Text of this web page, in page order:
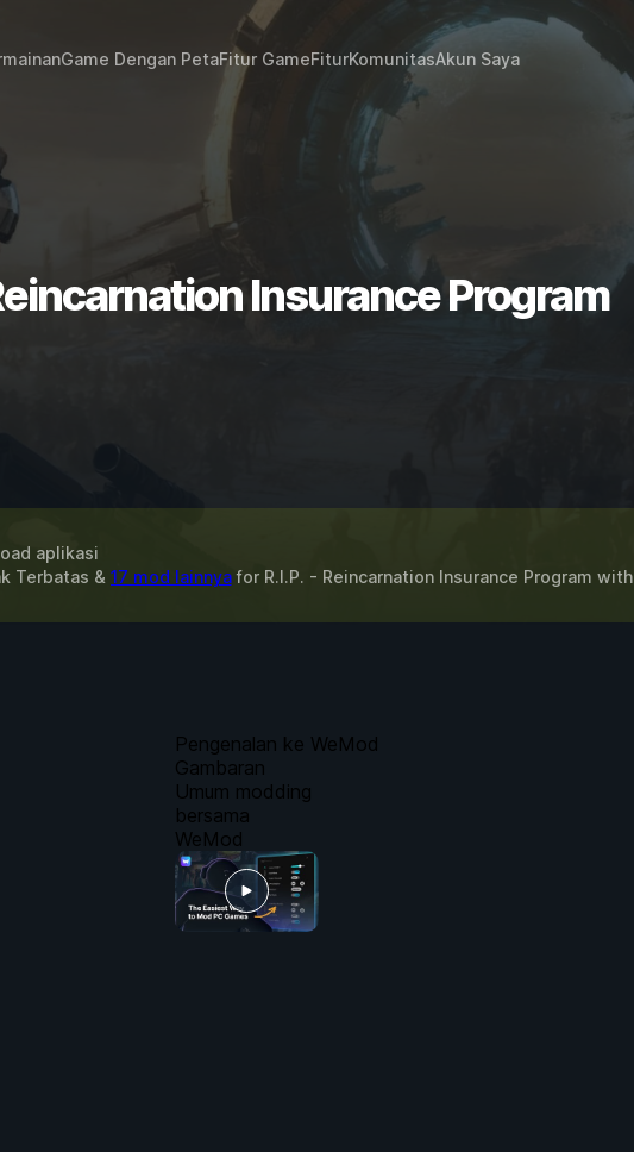
Game Dengan PetaFitur GameFiturKomunitasAkun Saya
Insurance Program
aplikasi
Terbatas & 17 mod lainnyafor R.I.P. - Reincarnation Insurance Program with
Pengenalan ke WeMod
Gambaran
Umum modding
bersama
WeMod